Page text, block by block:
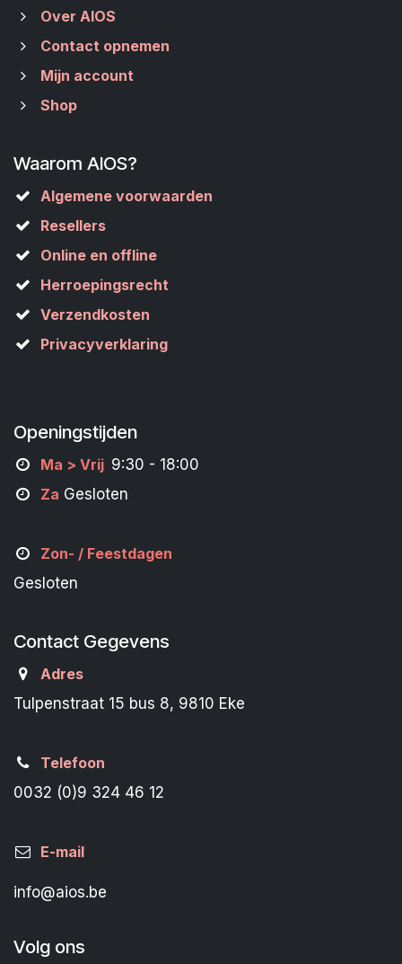
Over AIOS
Contact opnemen
Mijn account
Shop
Waarom AIOS?
Algemene voorwaarden
Resellers
Online en offline
Herroepingsrecht
Verzendkosten
Privacyverklaring
Openingstijden
Ma > Vrij 9:30 - 18:00
Za Gesloten
Zon- / Feestdagen
Gesloten
Contact Gegevens
Adres
Tulpenstraat 15 bus 8, 9810 Eke
Telefoon
0032 (0)9 324 46 12
E-mail
info@aios.be
Volg ons